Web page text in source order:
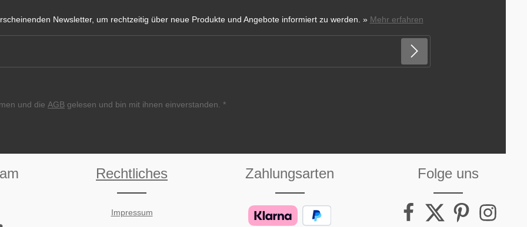
Newsletter, um rechtzeitig über neue Produkte und Angebote informiert zu werden. » Mehr erfahren
und die AGB gelesen und bin mit ihnen einverstanden. *
Rechtliches
Impressum
Zahlungsarten Folge uns